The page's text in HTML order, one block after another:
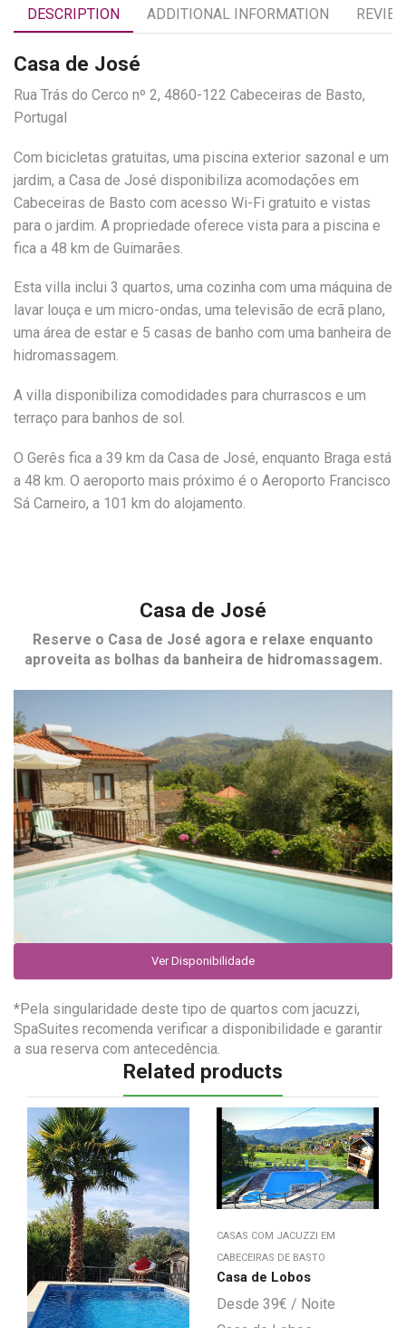
DESCRIPTION ADDITIONAL INFORMATION
Casa de José
Rua Trás do Cerco nº 2, 4860-122 Cabeceiras de Basto,
Portugal
Com bicicletas gratuitas, uma piscina exterior sazonal e um
jardim, a Casa de José disponibiliza acomodações em
Cabeceiras de Basto com acesso Wi-Fi gratuito e vistas
para o jardim. A propriedade oferece vista para a piscina e
fica a 48 km de Guimarães.
Esta villa inclui 3 quartos, uma cozinha com uma máquina de
lavar louça e um micro-ondas, uma televisão de ecrã plano,
uma área de estar e 5 casas de banho com uma banheira de
hidromassagem.
A villa disponibiliza comodidades para churrascos e um
terraço para banhos de sol.
O Gerês fica a 39 km da Casa de José, enquanto Braga está
a 48 km. O aeroporto mais próximo é o Aeroporto Francisco
Sá Carneiro, a 101 km do alojamento.
Casa de José
Reserve o Casa de José agora e relaxe enquanto
aproveita as bolhas da banheira de hidromassagem.
Ver Disponibilidade
*Pela singularidade deste tipo de quartos com jacuzzi,
SpaSuites recomenda verificar a disponibilidade e garantir
a sua reserva com antecedência.
Related products
CASAS COM JACUZZI EM
CABECEIRAS DE BASTO
Casa de Lobos
39€